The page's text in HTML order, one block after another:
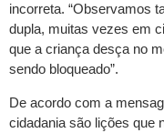
incorreta. “Observamos
dupla, muitas vezes em
que a criança desça no
sendo bloqueado”.
De acordo com a
cidadania são lições que